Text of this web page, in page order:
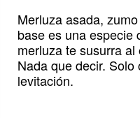
Merluza asada,
base es una especie
merluza te susurra
Nada que decir.
levitación.